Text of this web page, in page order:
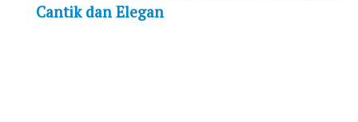
Cantik dan Elegan